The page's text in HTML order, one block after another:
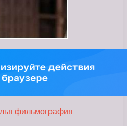
фильмография